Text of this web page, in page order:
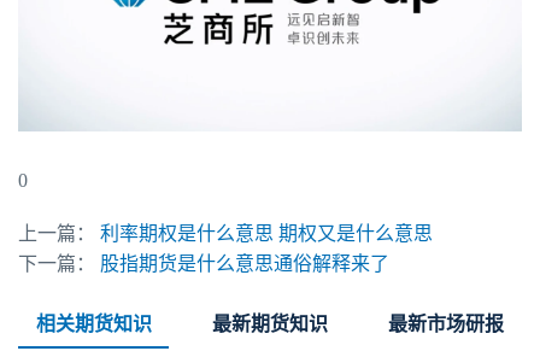
0
上一篇：
利率期权是什么意思 期权又是什么意思
下一篇：
股指期货是什么意思通俗解释来了
相关期货知识 最新期货知识 最新市场研报